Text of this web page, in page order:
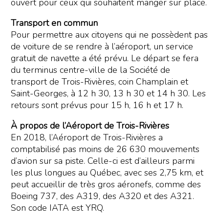
ouvert pour ceux qui souhaitent manger sur place.
Transport en commun
Pour permettre aux citoyens qui ne possèdent pas
de voiture de se rendre à l’aéroport, un service
gratuit de navette a été prévu. Le départ se fera
du terminus centre-ville de la Société de
transport de Trois-Rivières, coin Champlain et
Saint-Georges, à 12 h 30, 13 h 30 et 14 h 30. Les
retours sont prévus pour 15 h, 16 h et 17 h.
À propos de l’Aéroport de Trois-Rivières
En 2018, l’Aéroport de Trois-Rivières a
comptabilisé pas moins de 26 630 mouvements
d’avion sur sa piste. Celle-ci est d’ailleurs parmi
les plus longues au Québec, avec ses 2,75 km, et
peut accueillir de très gros aéronefs, comme des
Boeing 737, des A319, des A320 et des A321.
Son code IATA est YRQ.